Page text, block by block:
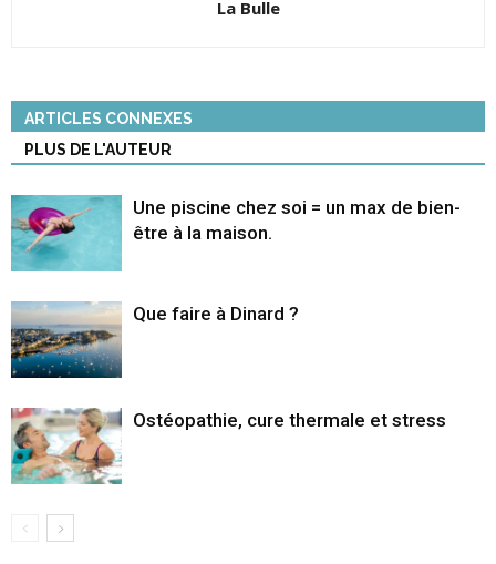
La Bulle
ARTICLES CONNEXES
PLUS DE L'AUTEUR
Une piscine chez soi = un max de bien-
être à la maison.
Que faire à Dinard ?
Ostéopathie, cure thermale et stress